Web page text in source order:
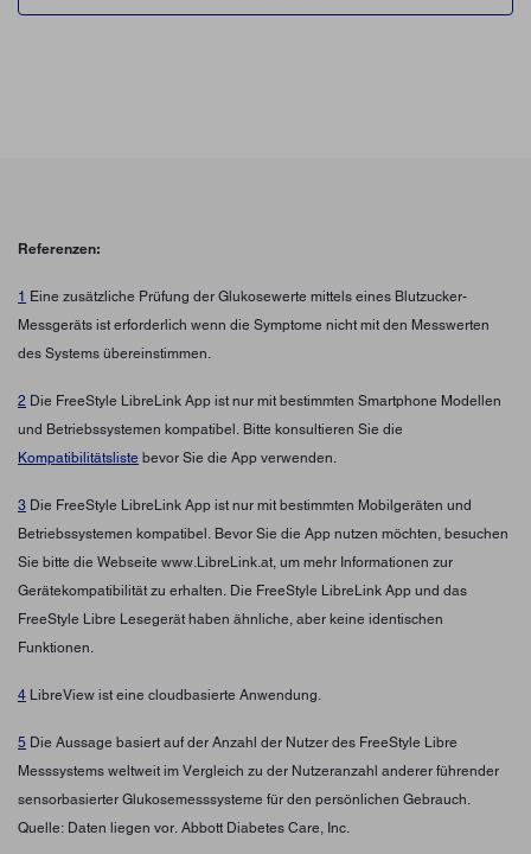
Referenzen:
1 Eine zusätzliche Prüfung der Glukosewerte mittels eines Blutzucker-
Messgeräts ist erforderlich wenn die Symptome nicht mit den Messwerten
des Systems übereinstimmen.
2 Die FreeStyle LibreLink App ist nur mit bestimmten Smartphone Modellen
und Betriebssystemen kompatibel. Bitte konsultieren Sie die
Kompatibilitätsliste bevor Sie die App verwenden.
3 Die FreeStyle LibreLink App ist nur mit bestimmten Mobilgeräten und
Betriebssystemen kompatibel. Bevor Sie die App nutzen möchten, besuchen
Sie bitte die Webseite www.LibreLink.at, um mehr Informationen zur
Gerätekompatibilität zu erhalten. Die FreeStyle LibreLink App und das
FreeStyle Libre Lesegerät haben ähnliche, aber keine identischen
Funktionen.
4 LibreView ist eine cloudbasierte Anwendung.
5 Die Aussage basiert auf der Anzahl der Nutzer des FreeStyle Libre
Messsystems weltweit im Vergleich zu der Nutzeranzahl anderer führender
sensorbasierter Glukosemesssysteme für den persönlichen Gebrauch.
Quelle: Daten liegen vor. Abbott Diabetes Care, Inc.